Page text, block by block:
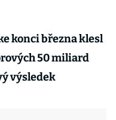
konci března klesl
50 miliard
výsledek